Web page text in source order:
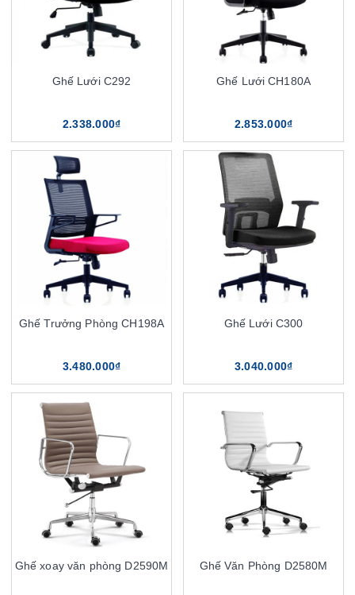
Ghế Lưới C292
2.338.000₫
Ghế Lưới CH180A
2.853.000₫
Ghế Trưởng Phòng CH198A
3.480.000₫
Ghế Lưới C300
3.040.000₫
Ghế xoay văn phòng D2590M Ghế Văn Phòng D2580M